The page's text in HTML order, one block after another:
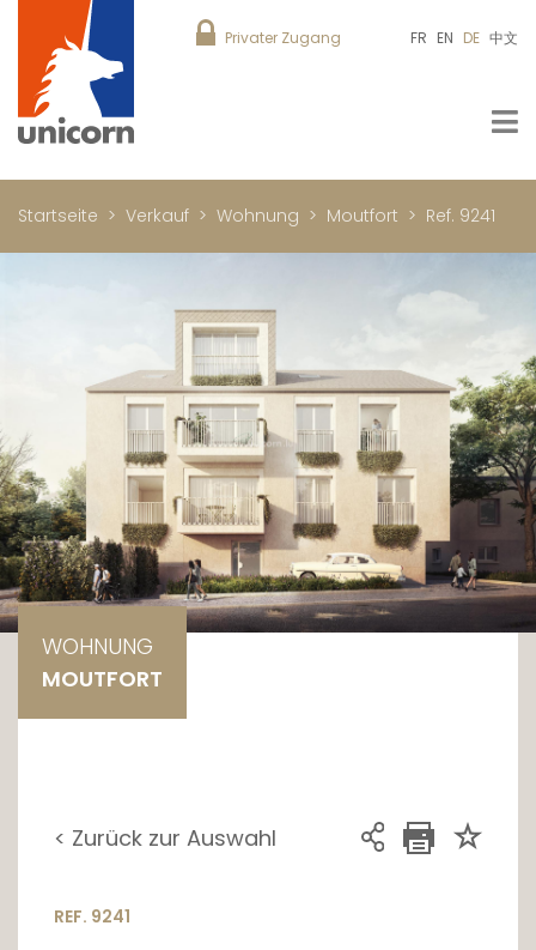
Privater Zugang FR EN DE 中文
Startseite Verkauf Wohnung Moutfort Ref. 9241
WOHNUNG
MOUTFORT
< Zurück zur Auswahl
REF. 9241